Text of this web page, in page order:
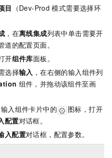
目 （Dev-Prod 模式需要选择环
，在离线集成列表中单击需要开
道的配置页面。
开组件库面板。
选择输入 ，在右侧的输入组件列
组件，并拖动该组件至画
输入组件卡片中的
图标，打开
配置对话框。
入配置对话框，配置参数。